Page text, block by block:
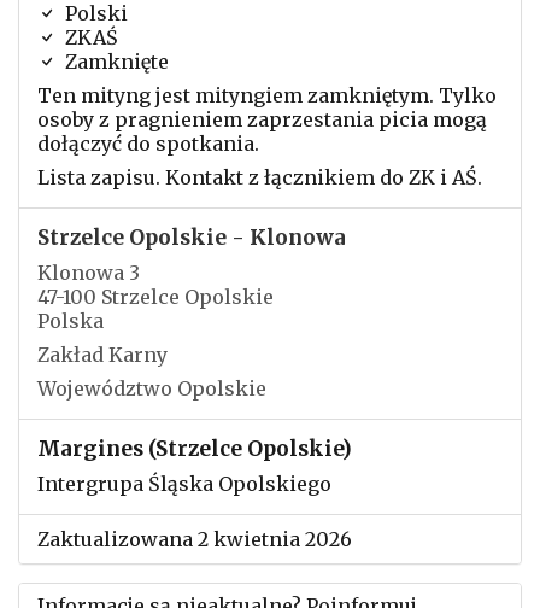
Polski
ZKAŚ
Zamknięte
Ten mityng jest mityngiem zamkniętym. Tylko
osoby z pragnieniem zaprzestania picia mogą
dołączyć do spotkania.
Lista zapisu. Kontakt z łącznikiem do ZK i AŚ.
Strzelce Opolskie - Klonowa
Klonowa 3
47-100 Strzelce Opolskie
Polska
Zakład Karny
Województwo Opolskie
Margines (Strzelce Opolskie)
Intergrupa Śląska Opolskiego
Zaktualizowana 2 kwietnia 2026